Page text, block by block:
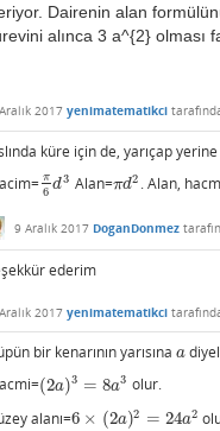
Dairenin alan
alınca 3 a^{2} olması
2017 yenimatematikci
küre için de, yarıçap
π
6
d3
π6d3 Alan=πd2
πd2. Alan,
9 Aralık 2017 DoganDonmez
ederim
2017 yenimatematikci
bir kenarının yarısına a
a
(2a)3 = 8a3
(2a)3= 8a 3
olur.
alanı=6 × (2a)2 = 24a2
6 ×(2 a)2=24 a2